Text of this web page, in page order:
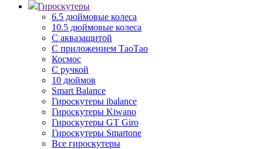
Гироскутеры
6.5 дюймовые колеса
10.5 дюймовые колеса
С аквазащитой
С приложением ТаоТао
Космос
С ручкой
10 дюймов
Smart Balance
Гироскутеры ibalance
Гироскутеры Kiwano
Гироскутеры GT Giro
Гироскутеры Smartone
Все гироскутеры